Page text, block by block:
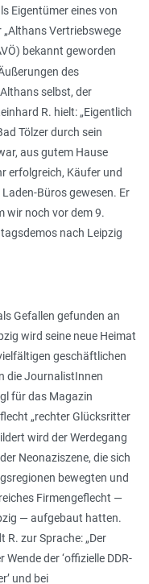
Eigentümer eines von
Vertriebswege
bekannt geworden
des
selbst, der
R. hielt: „Eigentlich
Tölzer durch sein
aus gutem Hause
erfolgreich, Käufer und
Büros gewesen. Er
wir noch vor dem 9.
nach Leipzig
Gefallen gefunden an
wird seine neue Heimat
geschäftlichen
die JournalistInnen
für das Magazin
„rechter Glücksritter
wird der Werdegang
Neonaziszene, die sich
bewegten und
Firmengeflecht —
— aufgebaut hatten.
R. zur Sprache: „Der
der ‘offizielle DDR-
und bei